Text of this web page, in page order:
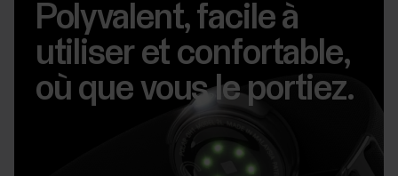
Polyvalent, facile à
utiliser et confortable,
où que vous le portiez.